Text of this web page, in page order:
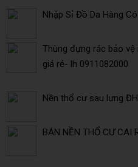
Nhập Sỉ Đồ Da Hàng
Thùng đựng rác bảo
giá rẻ- lh 0911082000
Nền thổ cư sau lưng
BÁN NỀN THỔ CƯ CAI